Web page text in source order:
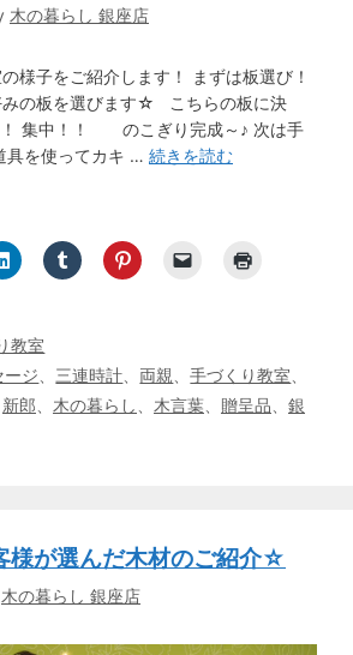
木の暮らし 銀座店
様子をご紹介します！ まずは板選び！
みの板を選びます☆ こちらの板に決
集中！！ のこぎり完成～♪ 次は手
具を使ってカキ … 続きを読む
教室
ージ、三連時計、 両親、手づくり教室、
新郎、 木の暮らし、 木言葉、 贈呈品、 銀
様が選んだ木材のご紹介☆
木の暮らし 銀座店